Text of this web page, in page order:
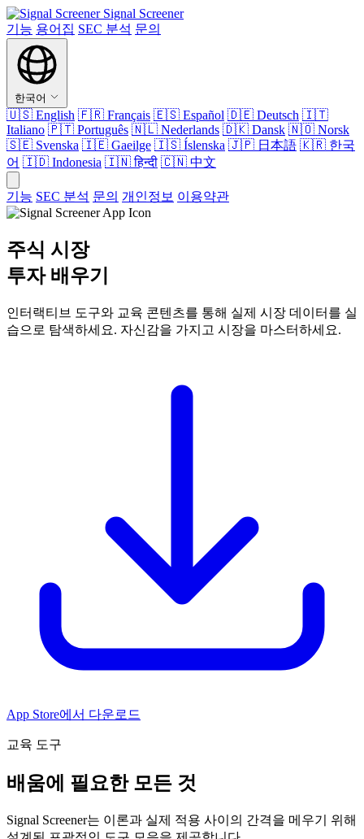
Signal Screener
기능 용어집 SEC 분석 문의
한국어
🇺🇸 English 🇫🇷 Français 🇪🇸 Español 🇩🇪 Deutsch 🇮🇹
Italiano 🇵🇹 Português 🇳🇱 Nederlands 🇩🇰 Dansk 🇳🇴 Norsk
🇸🇪 Svenska 🇮🇪 Gaeilge 🇮🇸 Íslenska 🇯🇵 日本語 🇰🇷 한국
어 🇮🇩 Indonesia 🇮🇳हिन्दी 🇨🇳 中文
기능 SEC 분석 문의 개인정보 이용약관
주식 시장
투자 배우기
인터랙티브 도구와 교육 콘텐츠를 통해 실제 시장 데이터를 실
습으로 탐색하세요. 자신감을 가지고 시장을 마스터하세요.
App Store에서 다운로드
교육 도구
배움에 필요한 모든 것
Signal Screener는 이론과 실제 적용 사이의 간격을 메우기 위해